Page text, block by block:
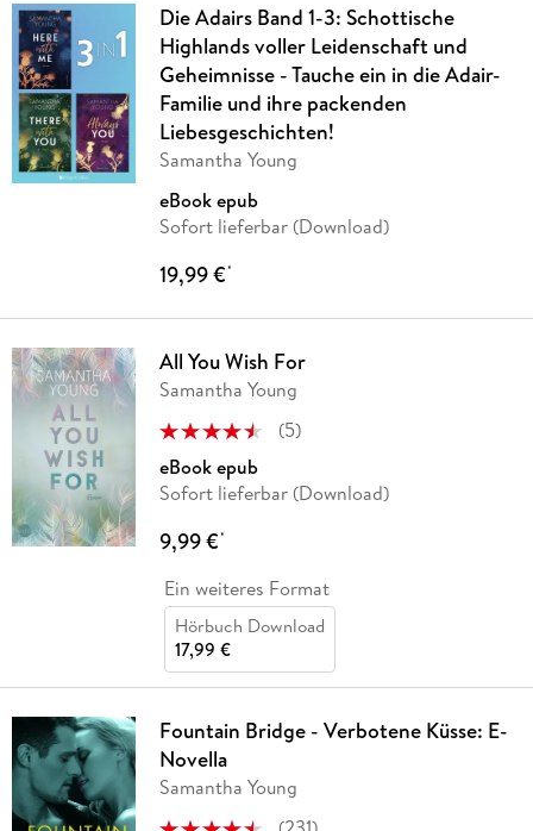
Die Adairs Band 1-3: Schottische
Highlands voller Leidenschaft und
Geheimnisse - Tauche ein in die Adair-
Familie und ihre packenden
Liebesgeschichten!
Samantha Young
eBook epub
Sofort lieferbar (Download)
19,99 €*
All You Wish For
Samantha Young
(5)
eBook epub
Sofort lieferbar (Download)
9,99 €*
Ein weiteres Format
Hörbuch Download
17,99 €
Fountain Bridge - Verbotene Küsse: E-
Novella
Samantha Young